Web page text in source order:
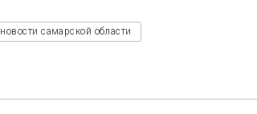
новости самарской области